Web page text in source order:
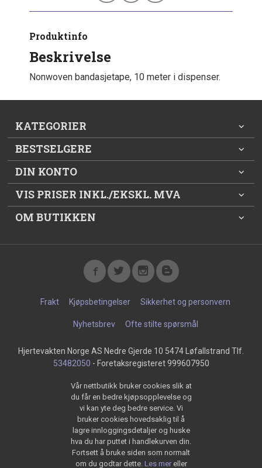
Produktinfo
Beskrivelse
Nonwoven bandasjetape, 10 meter i dispenser.
KATEGORIER
BESTSELGERE
DIN KONTO
VIS PRISER INKL./EKSKL. MVA
OM BUTIKKEN
Frakt Kjøpsbetingelser Sikkerhet og personvern
Nyhetsbrev Ofte stilte spørsmål
Hjertevakten Norge AS Nedre Gjerde 10 5474 Løfallstrand Tlf.
53482050 - Foretaksregisteret 999607950
Vår nettbutikk bruker cookies slik at
du får en bedre kjøpsopplevelse og
vi kan yte deg bedre service. Vi
bruker cookies hovedsaklig til å
lagre innloggingsdetaljer og huske
hva du har puttet i handlekurven din.
Fortsett å bruke siden som normalt
om du godtar dette. Les mer eller